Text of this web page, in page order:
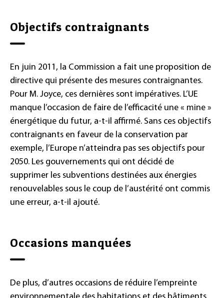
Objectifs contraignants
En juin 2011, la Commission a fait une proposition de
directive qui présente des mesures contraignantes.
Pour M. Joyce, ces dernières sont impératives. L’UE
manque l’occasion de faire de l’efficacité une « mine »
énergétique du futur, a-t-il affirmé. Sans ces objectifs
contraignants en faveur de la conservation par
exemple, l’Europe n’atteindra pas ses objectifs pour
2050. Les gouvernements qui ont décidé de
supprimer les subventions destinées aux énergies
renouvelables sous le coup de l’austérité ont commis
une erreur, a-t-il ajouté.
Occasions manquées
De plus, d’autres occasions de réduire l’empreinte